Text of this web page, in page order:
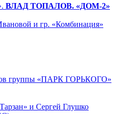
ВЛАД ТОПАЛОВ. «ДОМ-2»
и гр. «Комбинация»
группы «ПАРК ГОРЬКОГО»
и Сергей Глушко